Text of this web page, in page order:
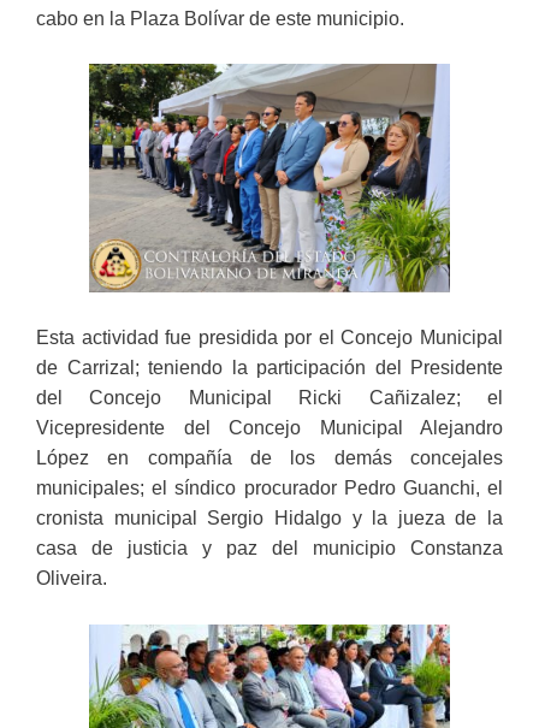
cabo en la Plaza Bolívar de este municipio.
Esta actividad fue presidida por el Concejo Municipal
de Carrizal; teniendo la participación del Presidente
del Concejo Municipal Ricki Cañizalez; el
Vicepresidente del Concejo Municipal Alejandro
López en compañía de los demás concejales
municipales; el síndico procurador Pedro Guanchi, el
cronista municipal Sergio Hidalgo y la jueza de la
casa de justicia y paz del municipio Constanza
Oliveira.